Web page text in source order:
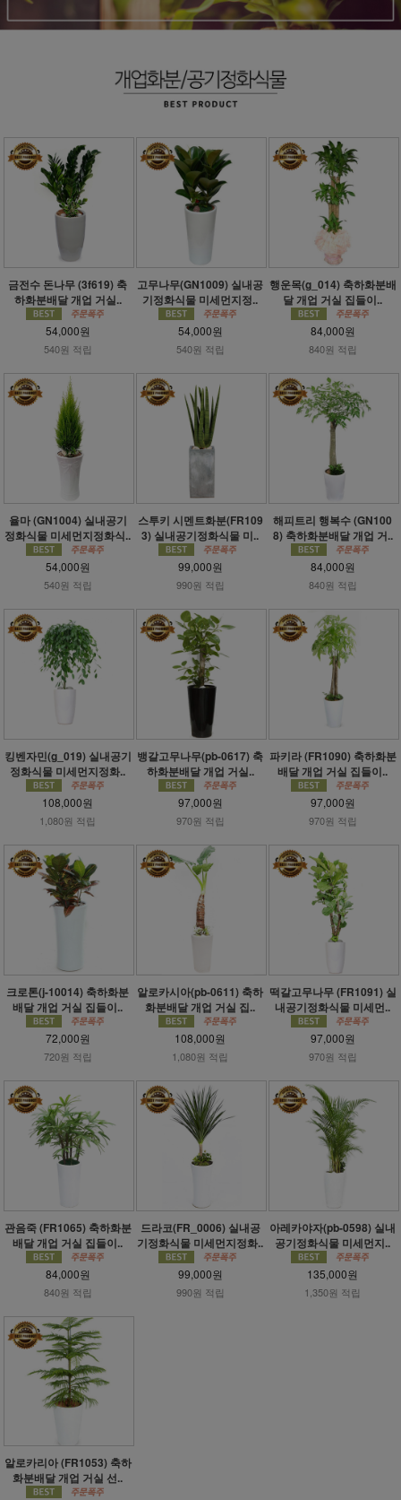
금전수 돈나무 (3f619) 축
하화분배달 개업 거실..
54,000원
540원 적립
고무나무(GN1009) 실내공
기정화식물 미세먼지정..
54,000원
540원 적립
행운목(g_014) 축하화분배
달 개업 거실 집들이..
84,000원
840원 적립
율마 (GN1004) 실내공기
정화식물 미세먼지정화식..
54,000원
540원 적립
스투키 시멘트화분(FR109
3) 실내공기정화식물 미..
99,000원
990원 적립
해피트리 행복수 (GN100
8) 축하화분배달 개업 거..
84,000원
840원 적립
킹벤자민(g_019) 실내공기
정화식물 미세먼지정화..
108,000원
1,080원 적립
뱅갈고무나무(pb-0617) 축
하화분배달 개업 거실..
97,000원
970원 적립
파키라 (FR1090) 축하화분
배달 개업 거실 집들이..
97,000원
970원 적립
크로톤(j-10014) 축하화분
배달 개업 거실 집들이..
72,000원
720원 적립
알로카시아(pb-0611) 축하
화분배달 개업 거실 집..
108,000원
1,080원 적립
떡갈고무나무 (FR1091) 실
내공기정화식물 미세먼..
97,000원
970원 적립
관음죽 (FR1065) 축하화분
배달 개업 거실 집들이..
84,000원
840원 적립
드라코(FR_0006) 실내공
기정화식물 미세먼지정화..
99,000원
990원 적립
아레카야자(pb-0598) 실내
공기정화식물 미세먼지..
135,000원
1,350원 적립
알로카리아 (FR1053) 축하
화분배달 개업 거실 선..